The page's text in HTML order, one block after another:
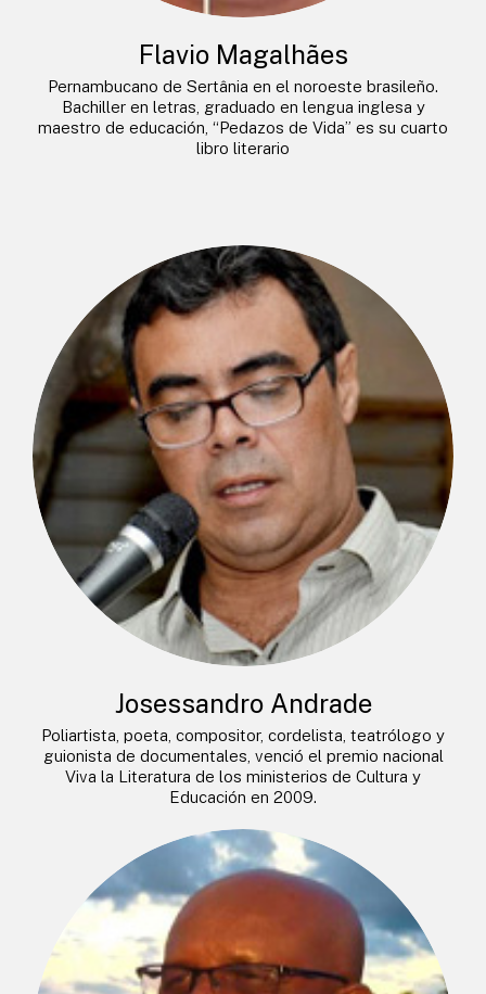
Flavio Magalhães
Pernambucano de Sertânia en el noroeste brasileño.
Bachiller en letras, graduado en lengua inglesa y
maestro de educación, “Pedazos de Vida” es su cuarto
libro literario
Josessandro Andrade
Poliartista, poeta, compositor, cordelista, teatrólogo y
guionista de documentales, venció el premio nacional
Viva la Literatura de los ministerios de Cultura y
Educación en 2009.